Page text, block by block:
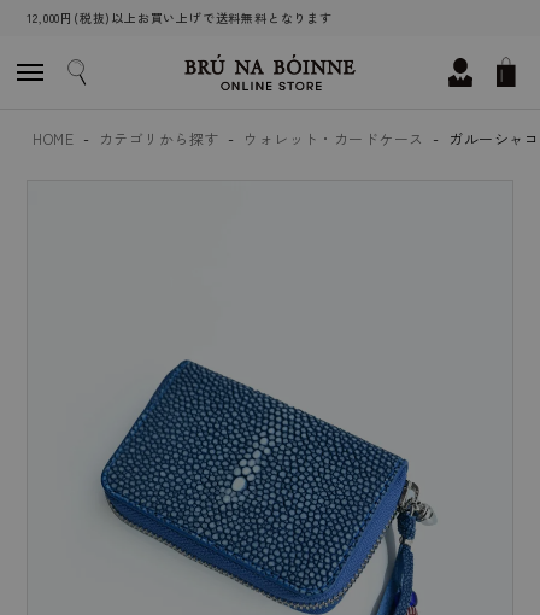
12,000円(税抜)以上お買い上げで送料無料となります
HOME カテゴリから探す ウォレット・カードケース ガルーシャ